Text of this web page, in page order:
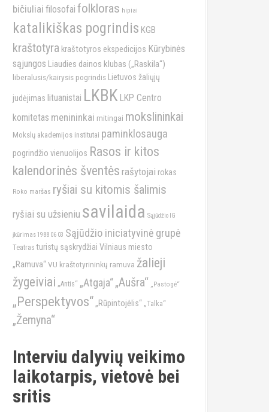
bičiuliai filosofai folkloras hipiai
katalikiškas pogrindis KGB
kraštotyra kraštotyros ekspedicijos Kūrybinės
sąjungos Liaudies dainos klubas („Raskila“)
liberalusis/kairysis pogrindis Lietuvos žaliųjų
judėjimas lituanistai LKBK LKP Centro
komitetas menininkai mitingai mokslininkai
Mokslų akademijos institutai paminklosauga
pogrindžio vienuolijos Rasos ir kitos
kalendorinės šventės rašytojai rokas
Roko maršas ryšiai su kitomis šalimis
ryšiai su užsieniu savilaida Sąjūdžio IG
įkūrimas 1988 06 03 Sąjūdžio iniciatyvinė grupė
Teatras turistų sąskrydžiai Vilniaus miesto
„Ramuva“VU kraštotyrininkų ramuva žalieji
žygeiviai „Antis“ „Atgaja“„Aušra“ „Pastogė“
„Perspektyvos“ „Rūpintojėlis“ „Talka“
„Žemyna“
Interviu dalyvių veikimo
laikotarpis, vietovė bei
sritis